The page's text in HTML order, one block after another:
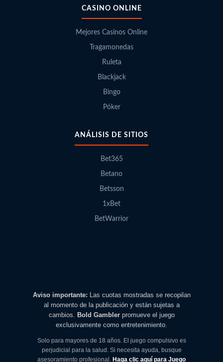
CASINO ONLINE
Mejores Casinos Online
Tragamonedas
Ruleta
Blackjack
Bingo
Póker
ANÁLISIS DE SITIOS
Bet365
Betano
Betsson
1xBet
BetWarrior
Aviso importante: Las cuotas mostradas se recopilan
al momento de la publicación y están sujetas a
cambios.
Bold Gamblerpromueve el juego
exclusivamente como entretenimiento.
Solo para mayores de 18 años. El juego compulsivo es
perjudicial para la salud. Si necesita ayuda, busque
asesoramiento profesional. Haga clic aquí para Juego